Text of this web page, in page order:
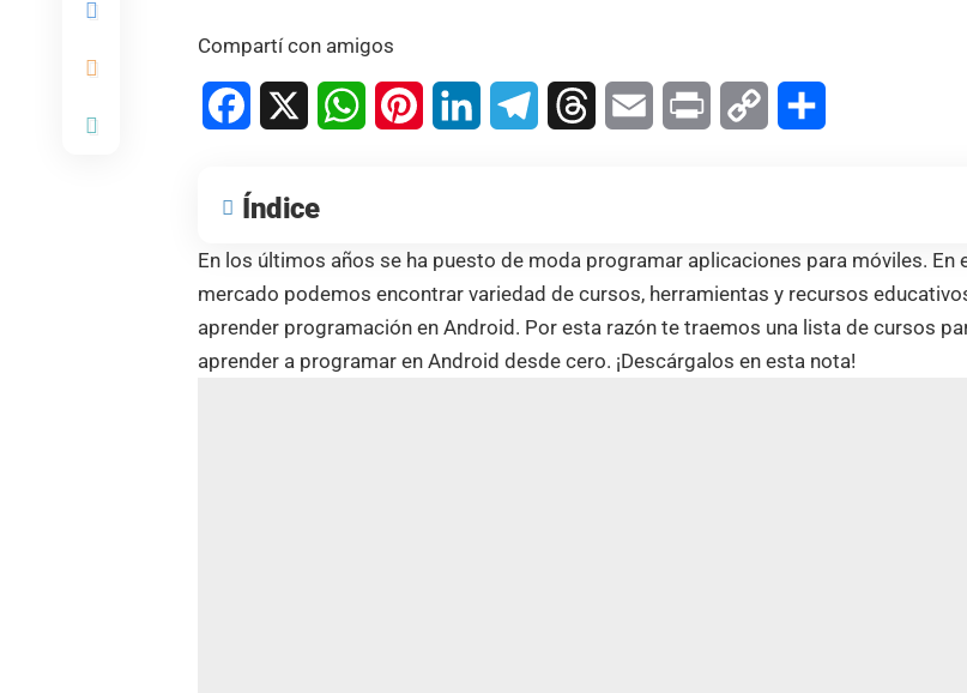
Compartí con amigos
Facebook WhatsAppPinterestLinkedIn TelegramThreads Email Print Copy
Índice
En los últimos años se ha puesto de moda programar aplicaciones para móviles. En
mercado podemos encontrar variedad de cursos, herramientas y recursos
aprender programación en Android. Por esta razón te traemos una lista de cursos
aprender a programar en Android desde cero. ¡Descárgalos en esta nota!